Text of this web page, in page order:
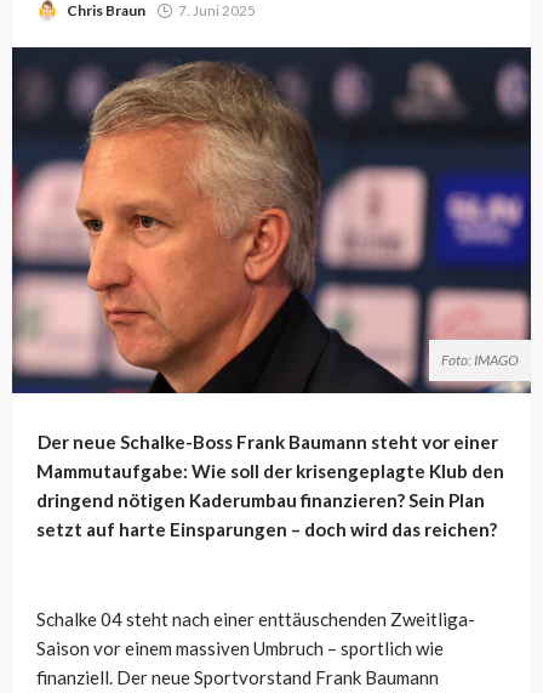
Chris Braun 7. Juni 2025
Foto: IMAGO
Der neue Schalke-Boss Frank Baumann steht vor einer
Mammutaufgabe: Wie soll der krisengeplagte Klub den
dringend nötigen Kaderumbau finanzieren? Sein Plan
setzt auf harte Einsparungen – doch wird das reichen?
Schalke 04 steht nach einer enttäuschenden Zweitliga-
Saison vor einem massiven Umbruch – sportlich wie
finanziell. Der neue Sportvorstand Frank Baumann